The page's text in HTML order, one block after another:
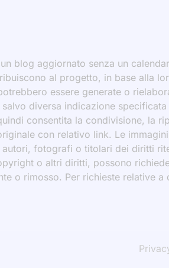
blog aggiornato senza un
al progetto, in base alla
essere generate o
diversa indicazione
consentita la condivisione, la
con relativo link. Le
autori, fotografi o titolari dei diritti
o altri diritti, possono
o rimosso. Per richieste relative